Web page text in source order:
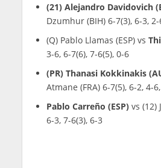
(21) Alejandro Davidovich
Dzumhur (BIH) 6-7(3), 6-3, 2-
(Q) Pablo Llamas (ESP) vs
3-6, 6-7(6), 7-6(5), 0-6
(PR) Thanasi Kokkinakis
Atmane (FRA) 6-7(5), 6-2, 4-
Pablo Carreño (ESP)vs (12)
6-3, 7-6(3), 6-3